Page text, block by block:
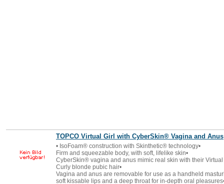
TOPCO Virtual Girl with CyberSkin® Vagina and Anus
• IsoFoam® construction with Skinthetic® technology•
Firm and squeezable body, with soft, lifelike skin•
CyberSkin® vagina and anus mimic real skin with their Virtual
Curly blonde pubic hair•
Vagina and anus are removable for use as a handheld
soft kissable lips and a deep throat for in-depth oral